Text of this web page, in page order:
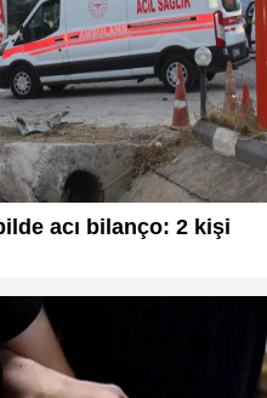
acı bilanço: 2 kişi